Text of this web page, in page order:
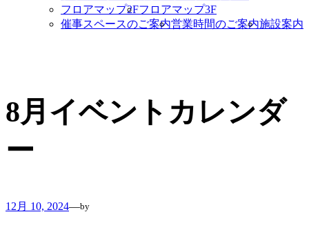
フロアマップ2Fフロアマップ3F
催事スペースのご案内営業時間のご案内施設案内
8月イベントカレンダ
ー
12月 10, 2024—by